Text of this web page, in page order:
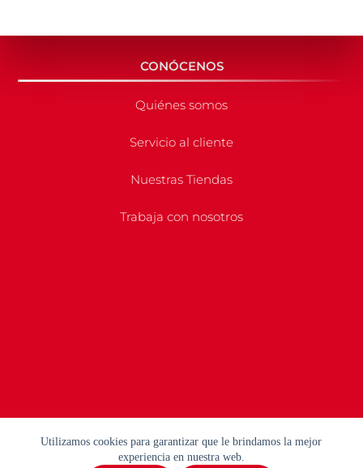
Utilizamos cookies para garantizar que le brindamos la mejor
experiencia en nuestra web.
CONÓCENOS
Quiénes somos
Servicio al cliente
Nuestras Tiendas
Trabaja con nosotros